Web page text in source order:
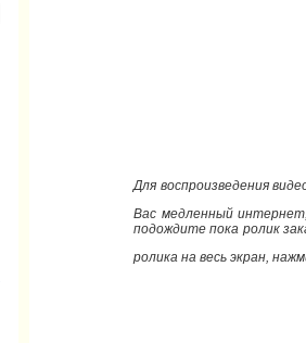
Для воспроизведения
Вас медленный
подождите пока
ролика на весь экран,